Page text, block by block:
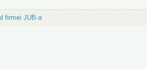
firmei JUB-a